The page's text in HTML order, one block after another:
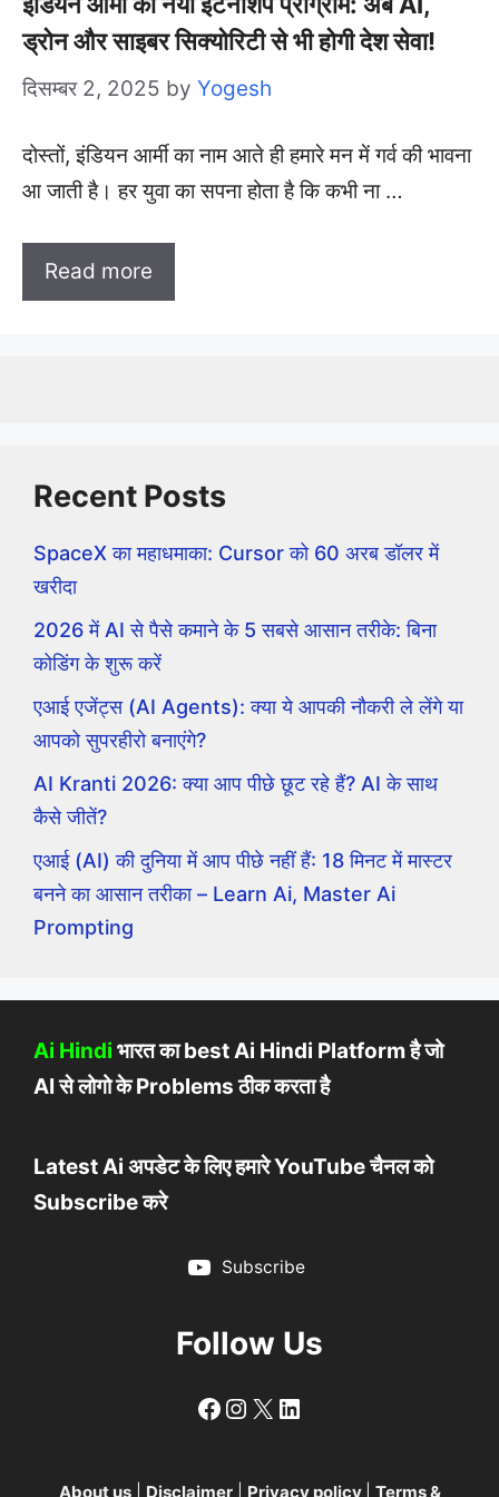
ड्रोन और साइबर सिक्योरिटी से भी होगी देश सेवा!
दिसम्बर 2, 2025 by Yogesh
दोस्तों, इंडियन आर्मी का नाम आते ही हमारे मन में गर्व की भावना
आ जाती है। हर युवा का सपना होता है कि कभी ना …
Read more
Recent Posts
SpaceX का महाधमाका: Cursor को 60 अरब डॉलर में
खरीदा
2026 में AI से पैसे कमाने के 5 सबसे आसान तरीके: बिना
कोडिंग के शुरू करें
एआई एजेंट्स (AI Agents): क्या ये आपकी नौकरी ले लेंगे या
आपको सुपरहीरो बनाएंगे?
AI Kranti 2026: क्या आप पीछे छूट रहे हैं? AI के साथ
कैसे जीतें?
एआई (AI) की दुनिया में आप पीछे नहीं हैं: 18 मिनट में मास्टर
बनने का आसान तरीका – Learn Ai, Master Ai
Prompting
Ai Hindi भारत का best Ai Hindi Platform है जो
AI से लोगो के Problems ठीक करता है
Latest Ai अपडेट के लिए हमारे YouTube चैनल को
Subscribe करे
Subscribe
Follow Us
Follow
Follow
X LinkedIn
About us| Disclaimer| Privacy policy Terms &